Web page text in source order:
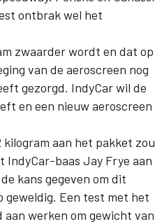
ontbrak wel het
zwaarder wordt en dat op
van de aeroscreen nog
gezorgd. IndyCar wil de
en een nieuw aeroscreen
aan het pakket zou
IndyCar-baas Jay Frye aan
kans gegeven om dit
Een test met het
werken om gewicht van